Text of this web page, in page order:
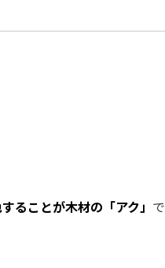
ることが木材の「アク」